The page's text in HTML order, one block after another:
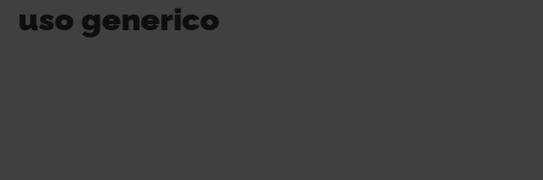
uso generico